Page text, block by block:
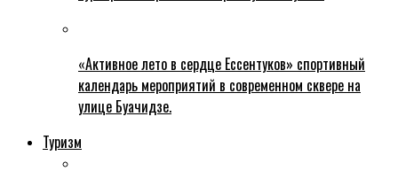
«Активное лето в сердце Ессентуков» спортивный
календарь мероприятий в современном сквере на
улице Буачидзе.
Туризм